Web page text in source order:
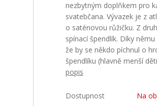
nezbytným doplňkem pro
svatebčana. Vývazek je z
o saténovou růžičku. Z
spínací špendlík. Díky
že by se někdo píchnul o
špendlíku (hlavně menší
popis
Dostupnost Na